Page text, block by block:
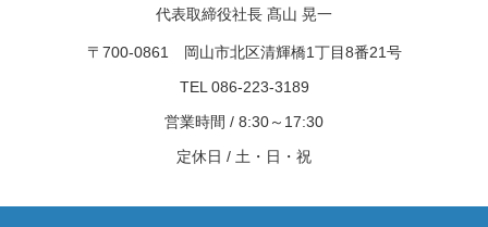
代表取締役社長 髙山 晃一
〒700-0861 岡山市北区清輝橋1丁目8番21号
TEL 086-223-3189
営業時間 / 8:30～17:30
定休日 / 土・日・祝